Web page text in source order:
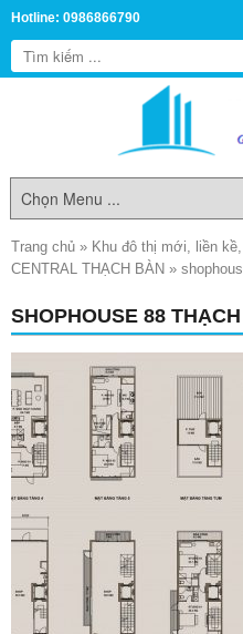
Hotline: 0986866790
Trang chủ » Khu đô thị mới, liền
CENTRAL THẠCH BÀN »
SHOPHOUSE 88